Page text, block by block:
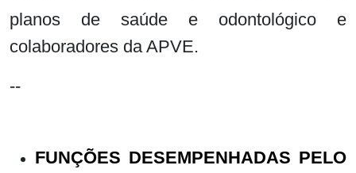
planos de saúde e odontológico e
colaboradores da APVE.
--
FUNÇÕES DESEMPENHADAS PELO